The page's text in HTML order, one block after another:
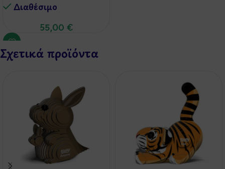
Διαθέσιμo
55,00 €
Σχετικά προϊόντα